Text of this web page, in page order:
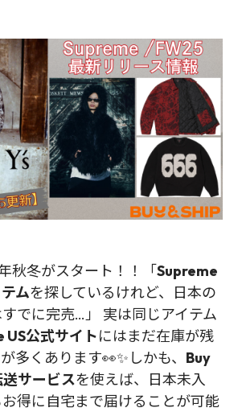
秋冬がスタート！！「Supreme
ムを探しているけれど、日本の
でに完売…」 実は同じアイテム
US公式サイトにはまだ在庫が残
多くあります👀✨しかも、 Buy
サービスを使えば、日本未入
得に自宅まで届けることが可能